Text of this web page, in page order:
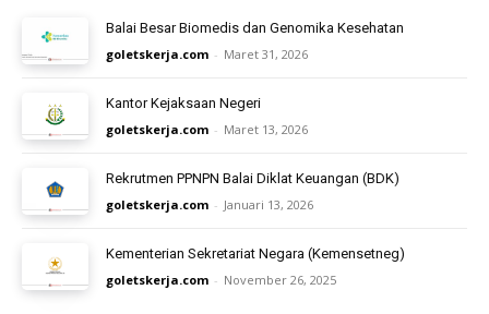
Balai Besar Biomedis dan Genomika Kesehatan
goletskerja.com - Maret 31, 2026
Kantor Kejaksaan Negeri
goletskerja.com - Maret 13, 2026
Rekrutmen PPNPN Balai Diklat Keuangan (BDK)
goletskerja.com - Januari 13, 2026
Kementerian Sekretariat Negara (Kemensetneg)
goletskerja.com - November 26, 2025